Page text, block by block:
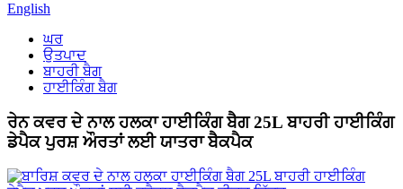
English
ਘਰ
ਉਤਪਾਦ
ਬਾਹਰੀ ਬੈਗ
ਹਾਈਕਿੰਗ ਬੈਗ
ਰੇਨ ਕਵਰ ਦੇ ਨਾਲ ਹਲਕਾ ਹਾਈਕਿੰਗ ਬੈਗ 25L ਬਾਹਰੀ ਹਾਈਕਿੰਗ
ਡੇਪੈਕ ਪੁਰਸ਼ ਔਰਤਾਂ ਲਈ ਯਾਤਰਾ ਬੈਕਪੈਕ